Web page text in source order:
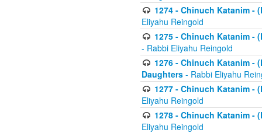
1274 - Chinuch Katanim -
Eliyahu Reingold
1275 - Chinuch Katanim -
- Rabbi Eliyahu Reingold
1276 - Chinuch Katanim -
Daughters - Rabbi Eliyahu
1277 - Chinuch Katanim -
Eliyahu Reingold
1278 - Chinuch Katanim -
Eliyahu Reingold